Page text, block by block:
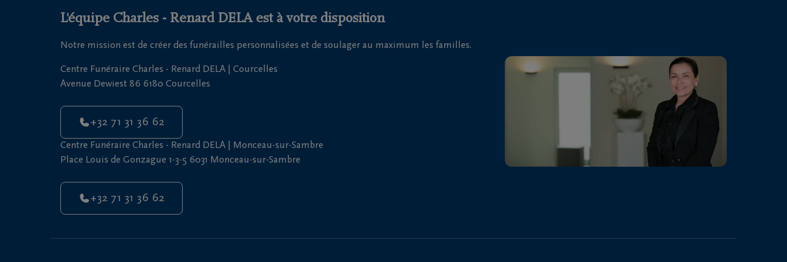
L'équipe Charles - Renard DELA est à votre disposition
Notre mission est de créer des funérailles personnalisées et de soulager au maximum les familles.
Centre Funéraire Charles - Renard DELA | Courcelles
Avenue Dewiest 86 6180 Courcelles
+32 71 31 36 62
Centre Funéraire Charles - Renard DELA | Monceau-sur-Sambre
Place Louis de Gonzague 1-3-5 6031 Monceau-sur-Sambre
+32 71 31 36 62